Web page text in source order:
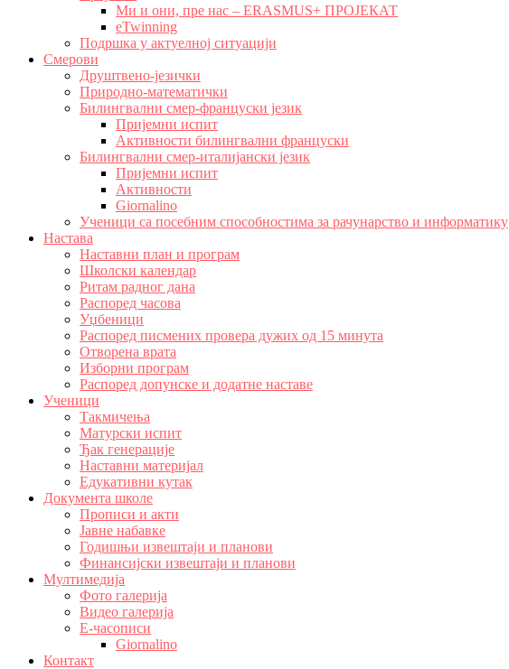
Ми и они, пре нас – ERASMUS+ ПРОЈЕКАТ
eTwinning
Подршка у актуелној ситуацији
Смерови
Друштвено-језички
Природно-математички
Билингвални смер-француски језик
Пријемни испит
Активности билингвални француски
Билингвални смер-италијански језик
Пријемни испит
Активности
Giornalino
Ученици са посебним способностима за рачунарство и информатику
Настава
Наставни план и програм
Школски календар
Ритам радног дана
Распоред часова
Уџбеници
Распоред писмених провера дужих од 15 минута
Отворена врата
Изборни програм
Распоред допунске и додатне наставе
Ученици
Такмичења
Матурски испит
Ђак генерације
Наставни материјал
Едукативни кутак
Документа школе
Прописи и акти
Јавне набавке
Годишњи извештаји и планови
Финансијски извештаји и планови
Мултимедија
Фото галерија
Видео галерија
Е-часописи
Giornalino
Контакт